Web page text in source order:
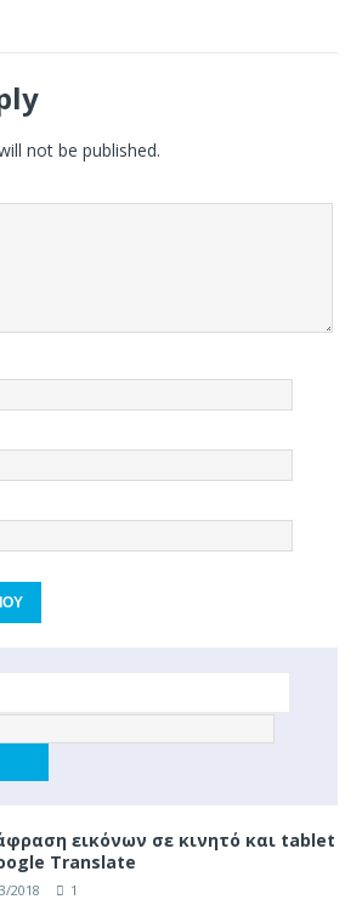
not be published.
εικόνων σε κινητό και tablet
Translate
2018 1